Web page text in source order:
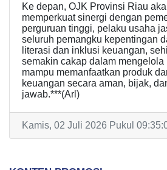
Ke depan, OJK Provinsi Riau
memperkuat sinergi dengan
perguruan tinggi, pelaku usaha
seluruh pemangku kepentingan
literasi dan inklusi keuangan,
semakin cakap dalam mengelola
mampu memanfaatkan produk
keuangan secara aman, bijak,
jawab.***(Arl)
Kamis, 02 Juli 2026 Pukul